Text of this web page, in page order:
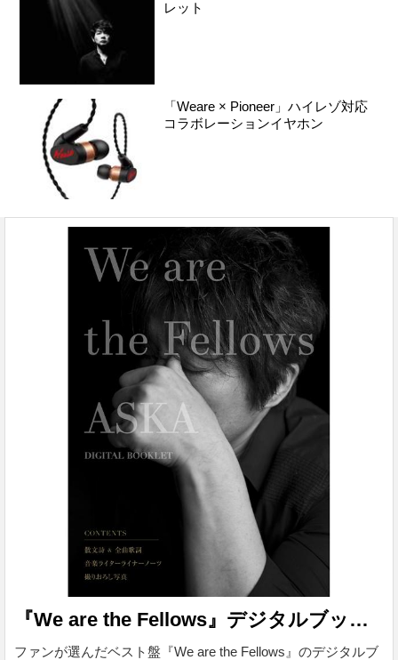
レット
「Weare × Pioneer」ハイレゾ対応
コラボレーションイヤホン
『We are the Fellows』デジタルブックレット
ファンが選んだベスト盤『We are the Fellows』のデジタルブ